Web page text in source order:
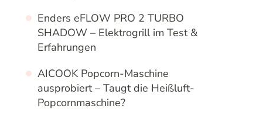
Enders eFLOW PRO 2 TURBO
SHADOW – Elektrogrill im Test &
Erfahrungen
AICOOK Popcorn-Maschine
ausprobiert – Taugt die Heißluft-
Popcornmaschine?